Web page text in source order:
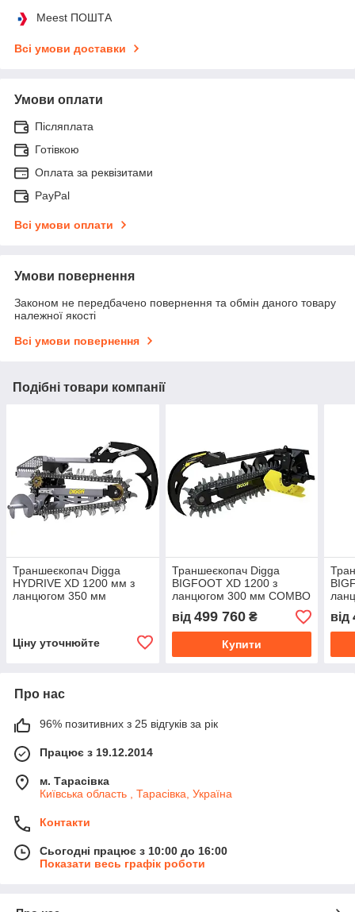
Meest ПОШТА
Всі умови доставки
Умови оплати
Післяплата
Готівкою
Оплата за реквізитами
PayPal
Всі умови оплати
Умови повернення
Законом не передбачено повернення та обмін даного товару
належної якості
Всі умови повернення
Подібні товари компанії
Траншеєкопач Digga
HYDRIVE XD 1200 мм з
ланцюгом 350 мм
Ціну уточнюйте
Траншеєкопач Digga
BIGFOOT XD 1200 з
ланцюгом 300 мм COMBO
від 499 760₴
Купити
від
Про нас
96% позитивних з 25 відгуків за рік
Працює з 19.12.2014
м. Тарасівка
Київська область , Тарасівка, Україна
Контакти
Сьогодні працює з 10:00 до 16:00
Показати весь графік роботи